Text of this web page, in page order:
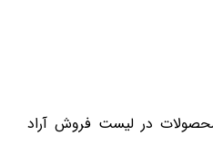
در لیست فروش آراد